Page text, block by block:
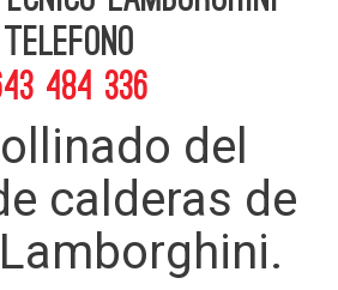
telefono
484 336
del
calderas de